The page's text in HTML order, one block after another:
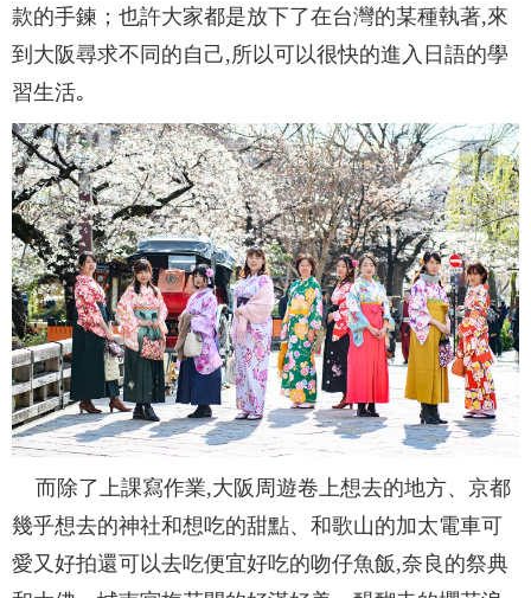
款的手鍊；也許大家都是放下了在台灣的某種執著,來
到大阪尋求不同的自己,所以可以很快的進入日語的學
習生活｡
而除了上課寫作業,大阪周遊卷上想去的地方、京都
幾乎想去的神社和想吃的甜點、和歌山的加太電車可
愛又好拍還可以去吃便宜好吃的吻仔魚飯,奈良的祭典